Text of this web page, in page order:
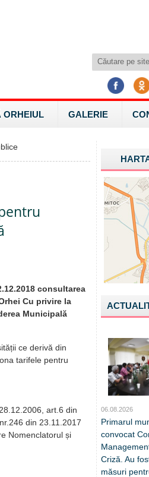
ORHEIUL GALERIE
consultarea
Cu privire la
Municipală
ce derivă din
tarifele pentru
art.6 din
din 23.11.2017
Nomenclatorul și
06.08.2026
Primarul
convocat
Criză. Au
măsuri